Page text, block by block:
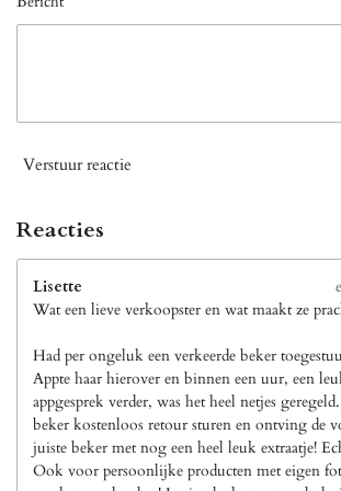
Verstuur reactie
Reacties
Lisette
Wat een lieve verkoopster en wat maakt ze
Had per ongeluk een verkeerde beker
Appte haar hierover en binnen een uur, een
appgesprek verder, was het heel netjes
beker kostenloos retour sturen en ontving de
juiste beker met nog een heel leuk extraatje!
Ook voor persoonlijke producten met eigen